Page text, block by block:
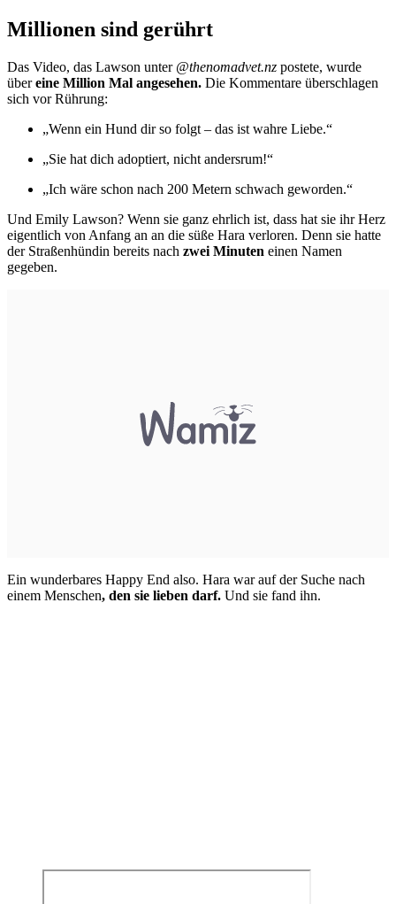
Millionen sind gerührt
Das Video, das Lawson unter @thenomadvet.nz postete, wurde
übereine Million Mal angesehen. Die Kommentare überschlagen
sich vor Rührung:
„Wenn ein Hund dir so folgt – das ist wahre Liebe.“
„Sie hat dich adoptiert, nicht andersrum!“
„Ich wäre schon nach 200 Metern schwach geworden.“
Und Emily Lawson? Wenn sie ganz ehrlich ist, dass hat sie ihr Herz
eigentlich von Anfang an an die süße Hara verloren. Denn sie hatte
der Straßenhündin bereits nach zwei Minuten einen Namen
gegeben.
Ein wunderbares Happy End also. Hara war auf der Suche nach
einem Menschen, den sie lieben darf. Und sie fand ihn.